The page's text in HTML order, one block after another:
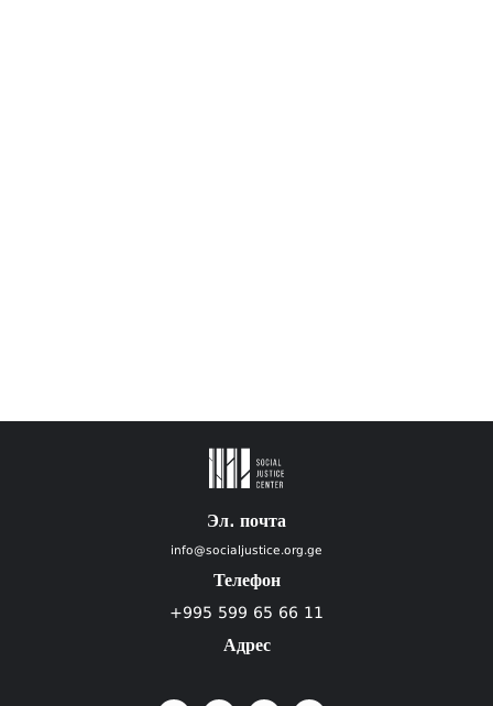
Эл. почта
info@socialjustice.org.ge
Телефон
+995 599 65 66 11
Адрес